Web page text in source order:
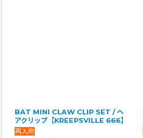
BAT MINI CLAW CLIP SET / ヘ
アクリップ【KREEPSVILLE 666】